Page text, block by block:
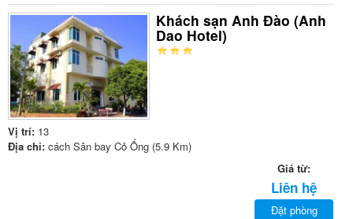
Khách sạn Anh Đào (Anh
Dao Hotel)
Vị trí: 13
Địa chỉ: cách Sân bay Cỏ Ống (5.9 Km)
Giá từ:
Liên hệ
Đặt phòng